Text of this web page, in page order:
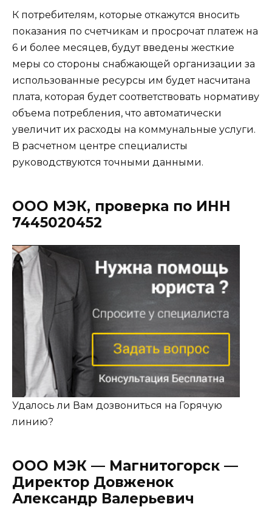
К потребителям, которые откажутся вносить
показания по счетчикам и просрочат платеж на
6 и более месяцев, будут введены жесткие
меры со стороны снабжающей организации за
использованные ресурсы им будет насчитана
плата, которая будет соответствовать нормативу
объема потребления, что автоматически
увеличит их расходы на коммунальные услуги.
В расчетном центре специалисты
руководствуются точными данными.
ООО МЭК, проверка по ИНН
7445020452
Удалось ли Вам дозвониться на Горячую
линию?
ООО МЭК — Магнитогорск —
Директор Довженок
Александр Валерьевич